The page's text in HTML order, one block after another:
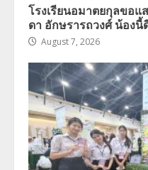
โรงเรียนอมาตยกุลขอ
ดา อักษรารถวงศ์ น้องนี้
August 7, 2026